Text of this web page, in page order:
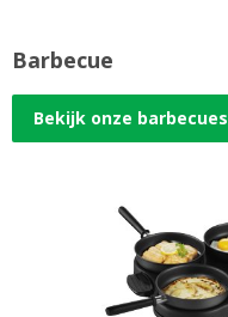
Barbecue
Bekijk onze barbecues